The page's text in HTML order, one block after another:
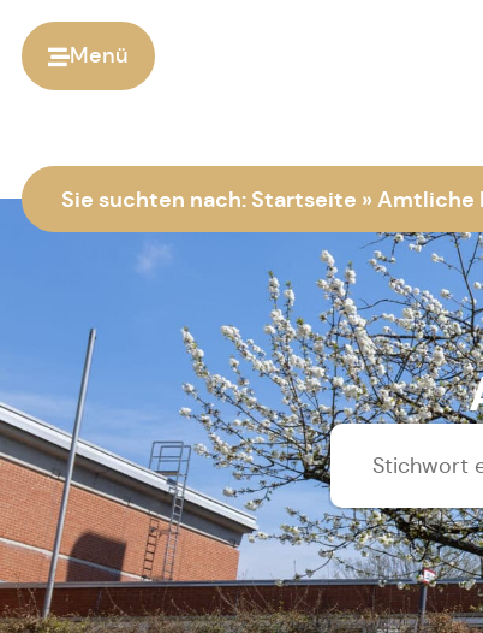
Menü
Sie suchten nach: Startseite » Amtliche